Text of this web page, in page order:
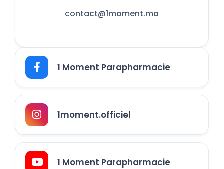
contact@1moment.ma
1 Moment Parapharmacie
1moment.officiel
1 Moment Parapharmacie